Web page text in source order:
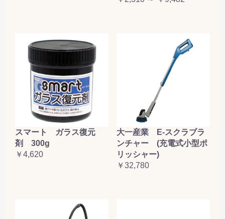
スマート ガラス復元
剤 300g
￥4,620
大一産業 E-スクラブラ
ンチャー (充電式小型ポ
リッシャー)
￥32,780